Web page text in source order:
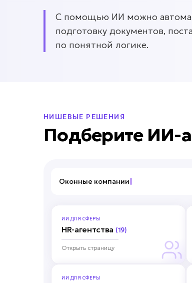
С помощью ИИ можно
подготовку документов,
по понятной логике.
НИШЕВЫЕ РЕШЕНИЯ
Подберите ИИ-
Оконные
ИИ ДЛЯ СФЕРЫ
HR-агентства (19)
Открыть страницу
ИИ ДЛЯ СФЕРЫ